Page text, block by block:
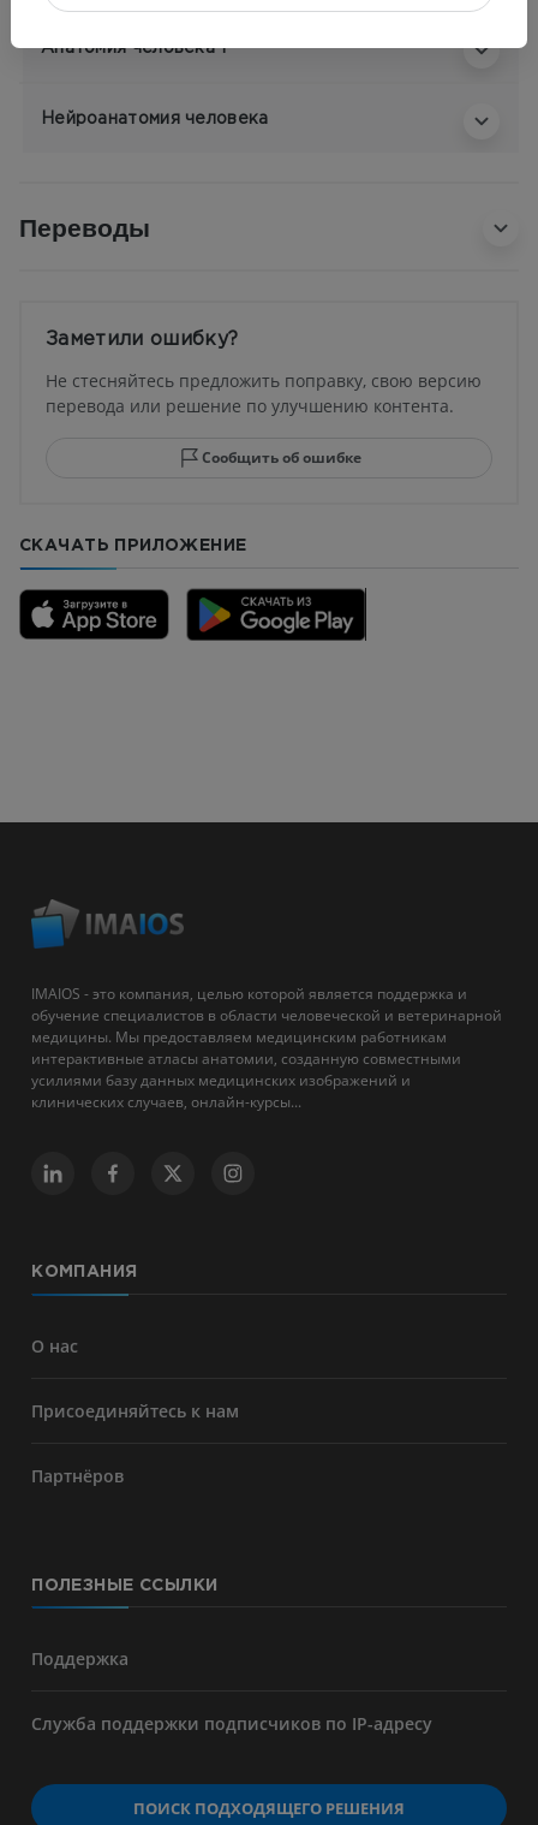
Анатомия человека 1
Нейроанатомия человека
Переводы
Заметили ошибку?
Не стесняйтесь предложить поправку, свою версию
перевода или решение по улучшению контента.
Сообщить об ошибке
СКАЧАТЬ ПРИЛОЖЕНИЕ
IMAIOS - это компания, целью которой является поддержка и
обучение специалистов в области человеческой и ветеринарной
медицины. Мы предоставляем медицинским работникам
интерактивные атласы анатомии, созданную совместными
усилиями базу данных медицинских изображений и
клинических случаев, онлайн-курсы...
КОМПАНИЯ
О нас
Присоединяйтесь к нам
Партнёров
ПОЛЕЗНЫЕ ССЫЛКИ
Поддержка
Служба поддержки подписчиков по IP-адресу
ПОИСК ПОДХОДЯЩЕГО РЕШЕНИЯ